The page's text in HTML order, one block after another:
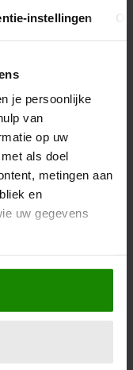
instellingen
je persoonlijke
van
op uw
als doel
metingen aan
en
uw gegevens
geografische
kan zijn
(fingerprinting)